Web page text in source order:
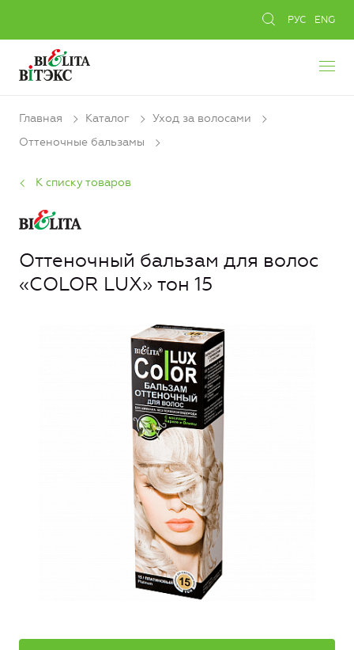
РУС ENG
Главная Каталог
Уход за волосами
Оттеночные бальзамы
К списку товаров
Оттеночный бальзам для волос
«COLOR LUX» тон 15